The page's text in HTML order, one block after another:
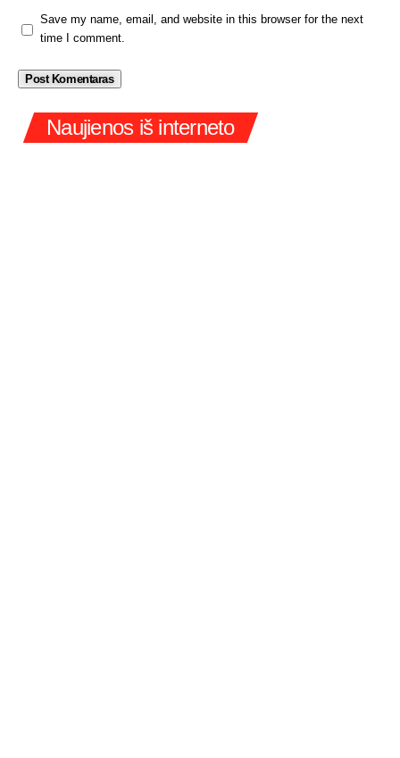
Save my name, email, and website in this browser for the next
time I comment.
Naujienos iš interneto